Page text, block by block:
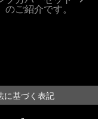
のご紹介です。
に基づく表記